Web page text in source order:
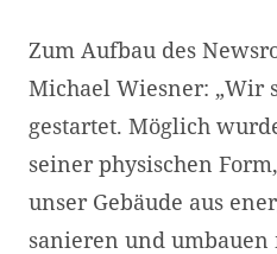
Zum Aufbau des
Michael Wiesner: „Wir
gestartet. Möglich
seiner physischen
unser Gebäude aus
sanieren und umbauen